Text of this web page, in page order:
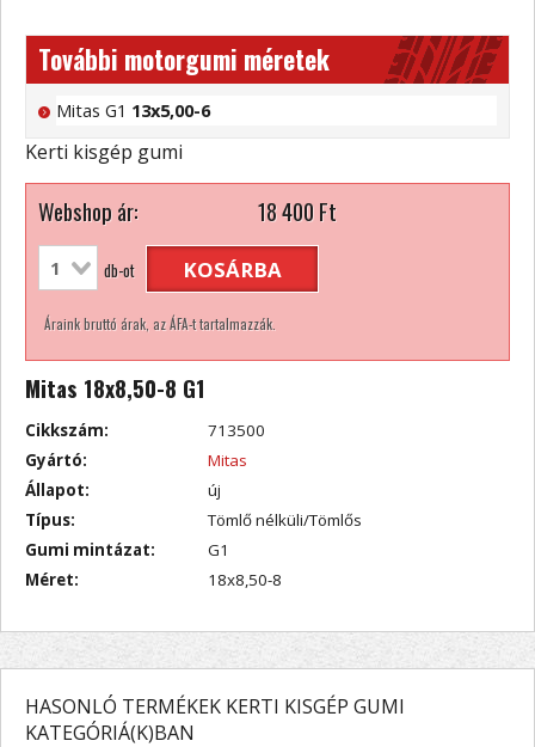
További motorgumi méretek
Mitas G1 13x5,00-6
Kerti kisgép gumi
Webshop ár: 18 400Ft
db-ot KOSÁRBA
Áraink bruttó árak, az ÁFA-t tartalmazzák.
Mitas 18x8,50-8 G1
Cikkszám:
713500
Gyártó:
Mitas
Állapot:
új
Típus:
Tömlő nélküli/Tömlős
Gumi mintázat:
G1
Méret:
18x8,50-8
HASONLÓ TERMÉKEK KERTI KISGÉP GUMI
KATEGÓRIÁ(K)BAN